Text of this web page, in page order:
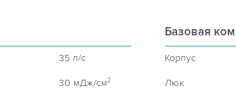
35 л/c
30 мДж/см2
Базовая
Корпус
Люк